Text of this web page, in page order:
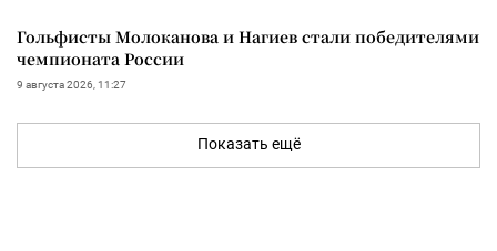
Гольфисты Молоканова и Нагиев стали победителями
чемпионата России
9 августа 2026, 11:27
Показать ещё